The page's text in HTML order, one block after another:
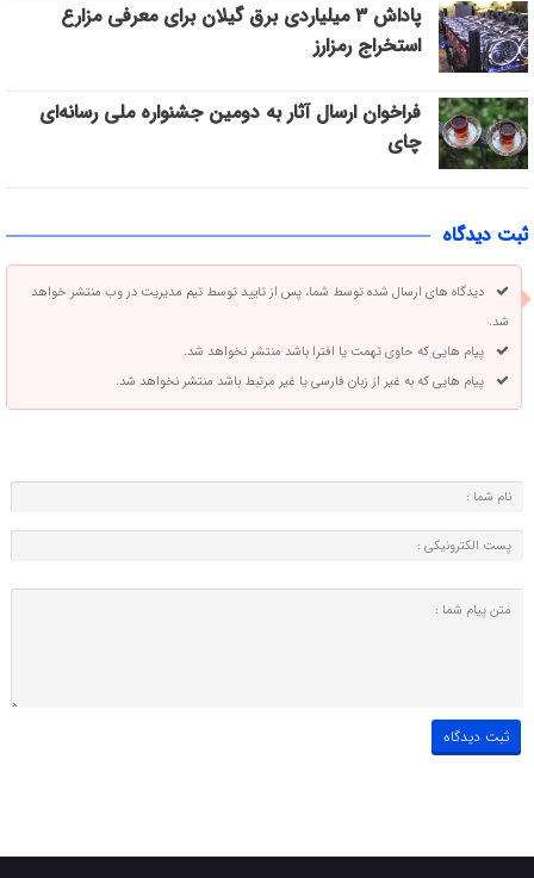
پاداش ۳ میلیاردی برق گیلان برای معرفی مزارع
استخراج رمزارز
فراخوان ارسال آثار به دومین جشنواره ملی رسانه‌ای
چای
ثبت دیدگاه
دیدگاه های ارسال شده توسط شما، پس از تایید توسط تیم مدیریت در وب منتشر خواهد
شد.
پیام هایی که حاوی تهمت یا افترا باشد منتشر نخواهد شد.
پیام هایی که به غیر از زبان فارسی یا غیر مرتبط باشد منتشر نخواهد شد.